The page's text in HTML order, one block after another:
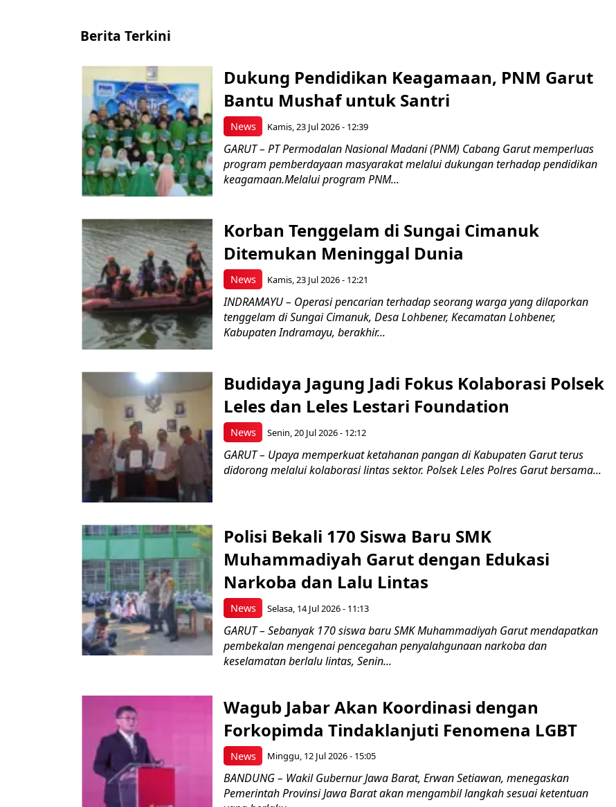
Berita Terkini
News
Dukung Pendidikan Keagamaan, PNM Garut
Bantu Mushaf untuk Santri
Kamis, 23 Jul 2026 - 12:39
GARUT – PT Permodalan Nasional Madani (PNM) Cabang Garut memperluas
program pemberdayaan masyarakat melalui dukungan terhadap pendidikan
keagamaan.Melalui program PNM...
News
Korban Tenggelam di Sungai Cimanuk
Ditemukan Meninggal Dunia
Kamis, 23 Jul 2026 - 12:21
INDRAMAYU – Operasi pencarian terhadap seorang warga yang dilaporkan
tenggelam di Sungai Cimanuk, Desa Lohbener, Kecamatan Lohbener,
Kabupaten Indramayu, berakhir...
News
Budidaya Jagung Jadi Fokus Kolaborasi Polsek
Leles dan Leles Lestari Foundation
Senin, 20 Jul 2026 - 12:12
GARUT – Upaya memperkuat ketahanan pangan di Kabupaten Garut terus
didorong melalui kolaborasi lintas sektor. Polsek Leles Polres Garut bersama...
News
Polisi Bekali 170 Siswa Baru SMK
Muhammadiyah Garut dengan Edukasi
Narkoba dan Lalu Lintas
Selasa, 14 Jul 2026 - 11:13
GARUT – Sebanyak 170 siswa baru SMK Muhammadiyah Garut mendapatkan
pembekalan mengenai pencegahan penyalahgunaan narkoba dan
keselamatan berlalu lintas, Senin...
News
Wagub Jabar Akan Koordinasi dengan
Forkopimda Tindaklanjuti Fenomena LGBT
Minggu, 12 Jul 2026 - 15:05
BANDUNG – Wakil Gubernur Jawa Barat, Erwan Setiawan, menegaskan
Pemerintah Provinsi Jawa Barat akan mengambil langkah sesuai ketentuan